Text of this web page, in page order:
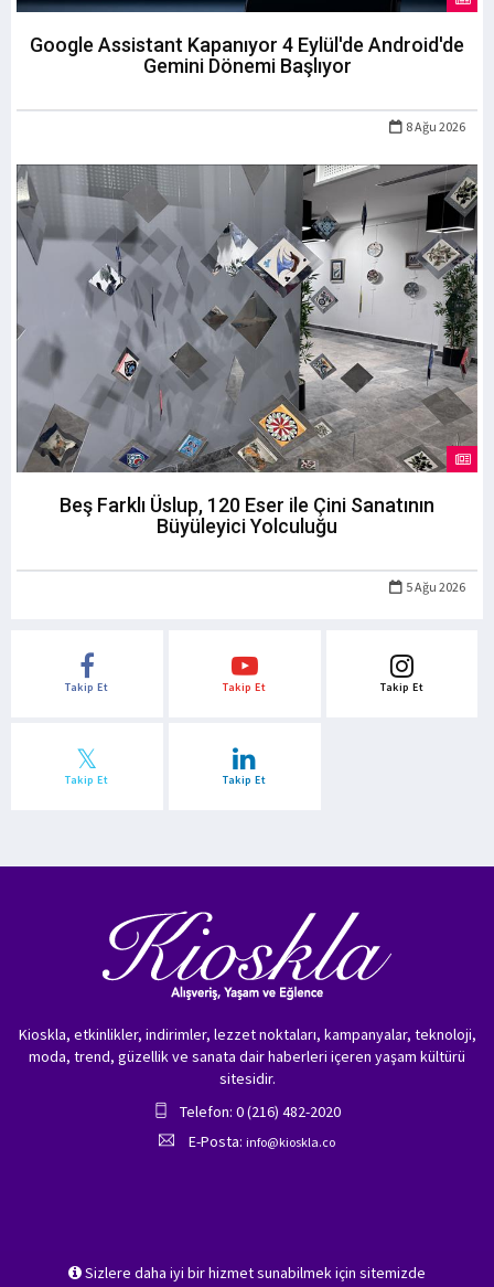
Google Assistant Kapanıyor 4 Eylül'de Android'de
Gemini Dönemi Başlıyor
8 Ağu 2026
Beş Farklı Üslup, 120 Eser ile Çini Sanatının
Büyüleyici Yolculuğu
5 Ağu 2026
Takip Et Takip Et Takip Et
Takip Et Takip Et
Sizlere daha iyi bir hizmet sunabilmek için sitemizde
Kioskla, etkinlikler, indirimler, lezzet noktaları, kampanyalar, teknoloji,
moda, trend, güzellik ve sanata dair haberleri içeren yaşam kültürü
sitesidir.
Telefon: 0 (216) 482-2020
E-Posta: info@kioskla.co